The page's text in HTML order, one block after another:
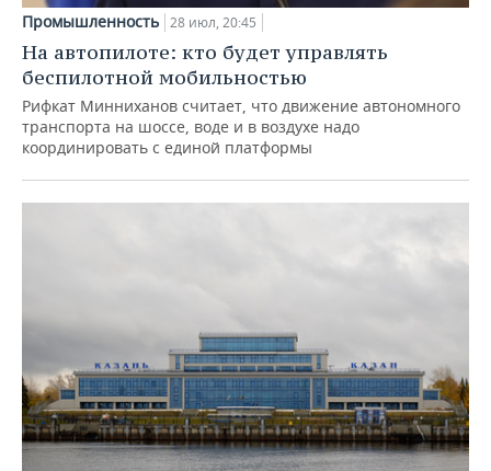
Промышленность 28 июл, 20:45
На автопилоте: кто будет управлять
беспилотной мобильностью
Рифкат Минниханов считает, что движение автономного
транспорта на шоссе, воде и в воздухе надо
координировать с единой платформы